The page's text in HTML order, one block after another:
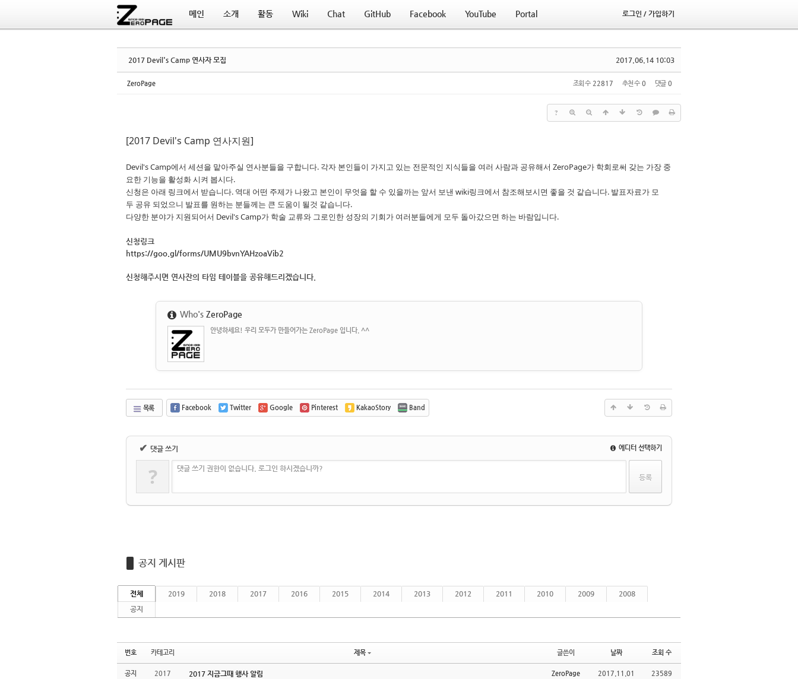
메인 소개 활동 Wiki Chat GitHub Facebook YouTube Portal 로그인 / 가입하기
2017.06.14 10:03
2017 Devil's Camp 연사자 모집
ZeroPage 조회 수 22817 추천 수 0 댓글 0
?
[2017 Devil's Camp 연사지원]
Devil's Camp에서 세션을 맡아주실 연사분들을 구합니다. 각자 본인들이 가지고 있는 전문적인 지식들을 여러 사람과 공유해서 ZeroPage가 학회로써 갖는 가장 중
요한 기능을 활성화 시켜 봅시다.
신청은 아래 링크에서 받습니다. 역대 어떤 주제가 나왔고 본인이 무엇을 할 수 있을까는 앞서 보낸 wiki링크에서 참조해보시면 좋을 것 같습니다. 발표자료가 모
두 공유 되었으니 발표를 원하는 분들께는 큰 도움이 될것 같습니다.
다양한 분야가 지원되어서 Devil's Camp가 학술 교류와 그로인한 성장의 기회가 여러분들에게 모두 돌아갔으면 하는 바람입니다.
신청링크
https://goo.gl/forms/UMU9bvnYAHzoaVib2
신청해주시면 연사잔의 타임 테이블을 공유해드리겠습니다.
Who's ZeroPage
안녕하세요! 우리 모두가 만들어가는 ZeroPage 입니다. ^^
목록 Facebook Twitter Google Pinterest KakaoStory Band
✔ 댓글 쓰기 에디터 선택하기
? 댓글 쓰기 권한이 없습니다. 로그인 하시겠습니까?
공지 게시판
전체 2019 2018 2017 2016 2015 2014 2013 2012 2011 2010 2009
2008
공지
번호 카테고리 제목 글쓴이 날짜 조회 수
공지 2017 2017 지금그때 행사 알림 ZeroPage 2017.11.01 23589
Sketchbook5, 스케치북5
Sketchbook5, 스케치북5